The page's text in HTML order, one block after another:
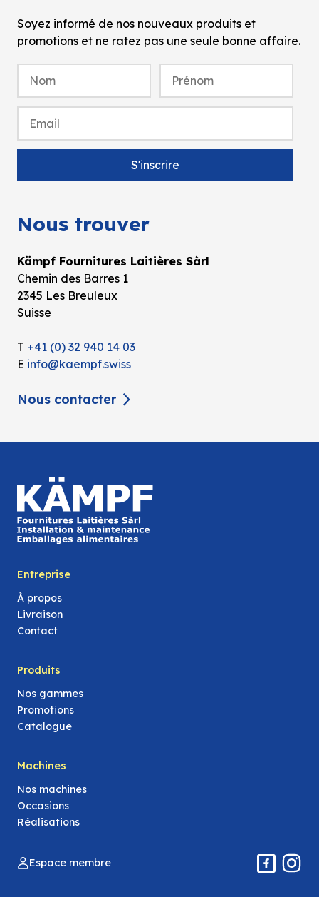
Soyez informé de nos nouveaux produits et
promotions et ne ratez pas une seule bonne affaire.
Nous trouver
Kämpf Fournitures Laitières Sàrl
Chemin des Barres 1
2345 Les Breuleux
Suisse
T +41 (0) 32 940 14 03
E info@kaempf.swiss
Nous contacter
Entreprise
À propos
Livraison
Contact
Produits
Nos gammes
Promotions
Catalogue
Machines
Nos machines
Occasions
Réalisations
Espace membre